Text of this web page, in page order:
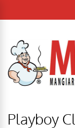
Playboy